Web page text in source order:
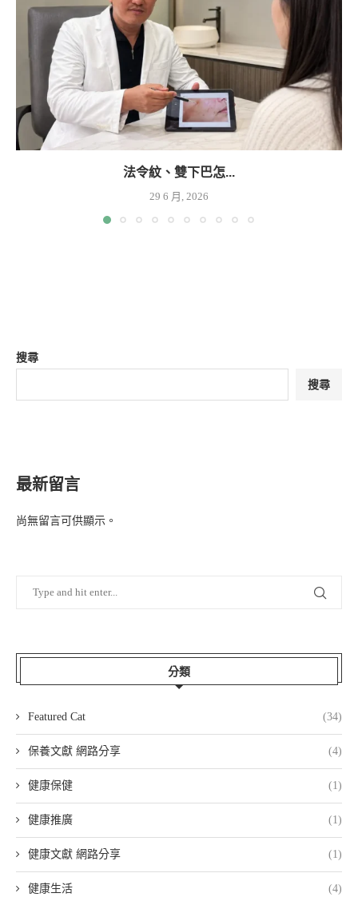
法令紋、雙下巴怎...
29 6 月, 2026
搜尋
搜尋
最新留言
尚無留言可供顯示。
分類
Featured Cat (34)
保養文獻 網路分享 (4)
健康保健 (1)
健康推廣 (1)
健康文獻 網路分享 (1)
健康生活 (4)